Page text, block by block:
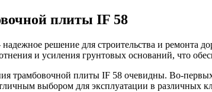
плиты IF 58
решение для строительства и ремонта
и усиления грунтовых оснований, что
трамбовочной плиты IF 58 очевидны. Во-
выбором для эксплуатации в различных